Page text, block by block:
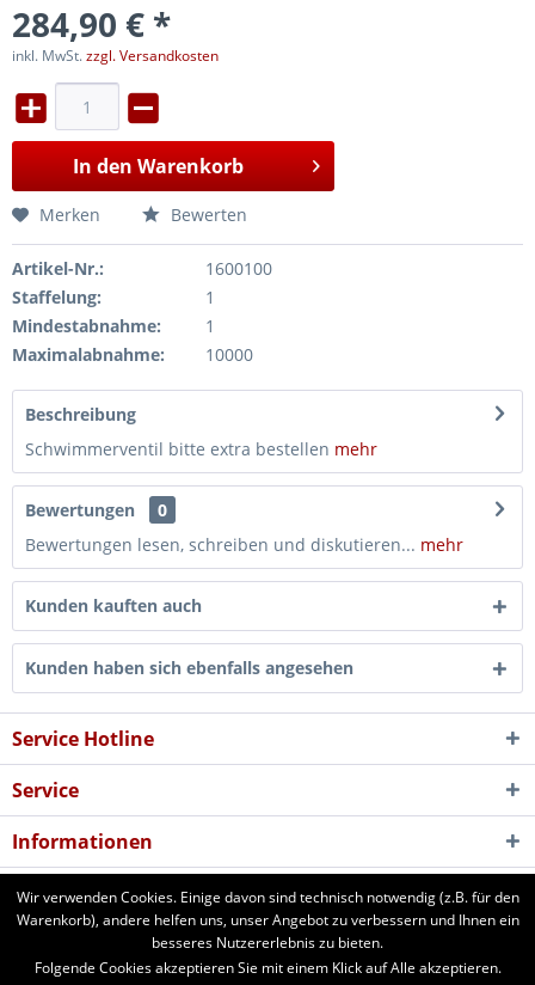
284,90 € *
inkl. MwSt.zzgl. Versandkosten
In den Warenkorb
Merken Bewerten
Artikel-Nr.:
1600100
Staffelung:
1
Mindestabnahme:
1
Maximalabnahme:
10000
Beschreibung
Schwimmerventil bitte extra bestellen mehr
Bewertungen
0
Bewertungen lesen, schreiben und diskutieren... mehr
Kunden kauften auch
Kunden haben sich ebenfalls angesehen
Service Hotline
Service
Informationen
Newsletter
aforst.com - Ihr Fachhändler für Patura Weide- und Stalltechnik,
Wir verwenden Cookies. Einige davon sind technisch notwendig (z.B. für den
Warenkorb), andere helfen uns, unser Angebot zu verbessern und Ihnen ein
besseres Nutzererlebnis zu bieten.
Folgende Cookies akzeptieren Sie mit einem Klick auf Alle akzeptieren.